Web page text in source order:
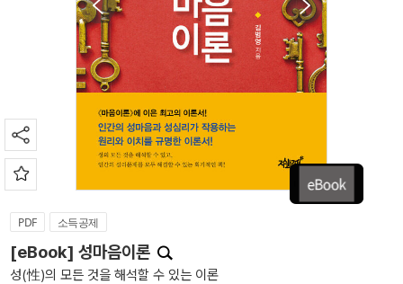
PDF 소득공제
[eBook] 성마음이론
성(性)의 모든 것을 해석할 수 있는 이론